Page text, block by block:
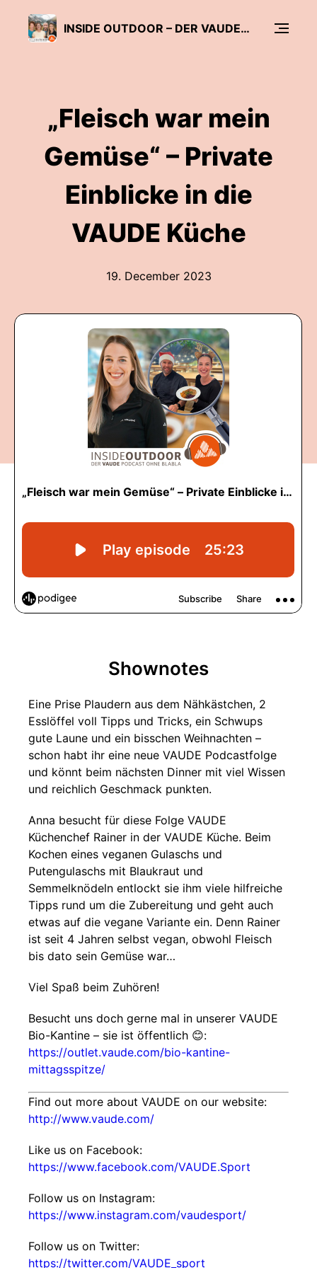
INSIDE OUTDOOR – DER VAUDE PODCAST OHNE BLABLA
„Fleisch war mein
Gemüse“ – Private
Einblicke in die
VAUDE Küche
19. December 2023
Shownotes
Eine Prise Plaudern aus dem Nähkästchen, 2
Esslöffel voll Tipps und Tricks, ein Schwups
gute Laune und ein bisschen Weihnachten –
schon habt ihr eine neue VAUDE Podcastfolge
und könnt beim nächsten Dinner mit viel Wissen
und reichlich Geschmack punkten.
Anna besucht für diese Folge VAUDE
Küchenchef Rainer in der VAUDE Küche. Beim
Kochen eines veganen Gulaschs und
Putengulaschs mit Blaukraut und
Semmelknödeln entlockt sie ihm viele hilfreiche
Tipps rund um die Zubereitung und geht auch
etwas auf die vegane Variante ein. Denn Rainer
ist seit 4 Jahren selbst vegan, obwohl Fleisch
bis dato sein Gemüse war…
Viel Spaß beim Zuhören!
Besucht uns doch gerne mal in unserer VAUDE
Bio-Kantine – sie ist öffentlich 😊:
https://outlet.vaude.com/bio-kantine-
mittagsspitze/
Find out more about VAUDE on our website:
http://www.vaude.com/
Like us on Facebook:
https://www.facebook.com/VAUDE.Sport
Follow us on Instagram:
https://www.instagram.com/vaudesport/
Follow us on Twitter:
https://twitter.com/VAUDE_sport